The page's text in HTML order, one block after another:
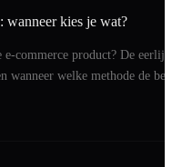
kies je wat?
commerce product? De
welke methode de